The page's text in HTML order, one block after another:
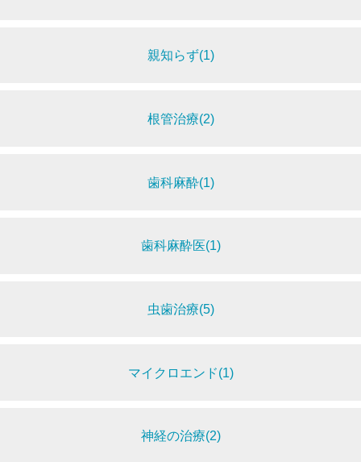
親知らず(1)
根管治療(2)
歯科麻酔(1)
歯科麻酔医(1)
虫歯治療(5)
マイクロエンド(1)
神経の治療(2)